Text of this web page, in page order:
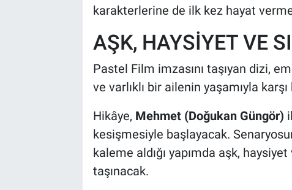
karakterlerine de ilk kez hayat
AŞK, HAYSİYET VE
Pastel Film imzasını taşıyan dizi,
ve varlıklı bir ailenin yaşamıyla
Hikâye, Mehmet (Doğukan Güngör)
kesişmesiyle başlayacak.
kaleme aldığı yapımda aşk,
taşınacak.